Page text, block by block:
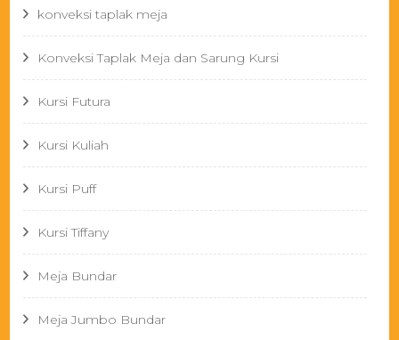
konveksi taplak meja
Konveksi Taplak Meja dan Sarung Kursi
Kursi Futura
Kursi Kuliah
Kursi Puff
Kursi Tiffany
Meja Bundar
Meja Jumbo Bundar